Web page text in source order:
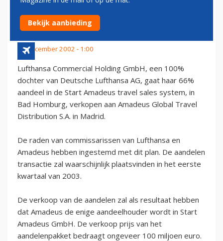
AANDEEL IN
RESERVERINGSSYSTEEM
21 december 2002 - 1:00
Lufthansa Commercial Holding GmbH, een 100%
dochter van Deutsche Lufthansa AG, gaat haar 66%
aandeel in de Start Amadeus travel sales system, in
Bad Homburg, verkopen aan Amadeus Global Travel
Distribution S.A. in Madrid.
De raden van commissarissen van Lufthansa en
Amadeus hebben ingestemd met dit plan. De aandelen
transactie zal waarschijnlijk plaatsvinden in het eerste
kwartaal van 2003.
De verkoop van de aandelen zal als resultaat hebben
dat Amadeus de enige aandeelhouder wordt in Start
Amadeus GmbH. De verkoop prijs van het
aandelenpakket bedraagt ongeveer 100 miljoen euro.
Bekijk aanbieding